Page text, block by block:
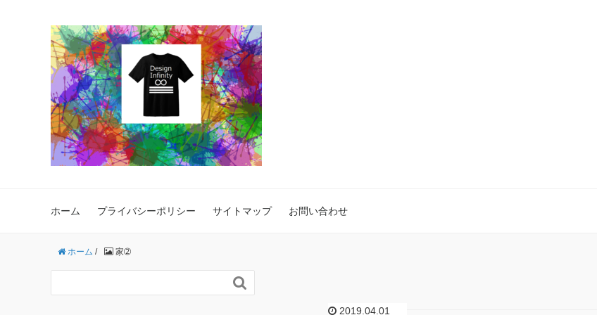
ホーム プライバシーポリシー サイトマップ お問い合わせ
ホーム / 家➁
2019.04.01
